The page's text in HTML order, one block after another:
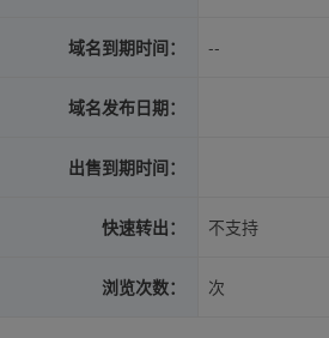
域名到期时间： --
域名发布日期：
出售到期时间：
快速转出： 不支持
浏览次数： 次